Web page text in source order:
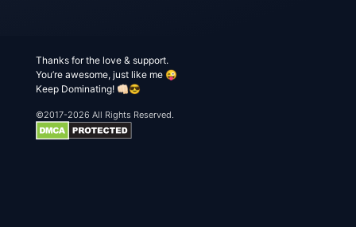
Thanks for the love & support.
You’re awesome, just like me 😜
Keep Dominating! 👊🏻😎
©2017-2026 All Rights Reserved.